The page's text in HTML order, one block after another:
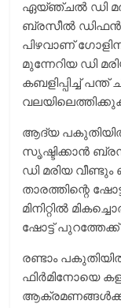
ഏയ്ഞ്ചൽ ഡി
ബ്രസീൽ
പിഴവാണ്
മുന്നേറിയ ഡി
കബളിപ്പിച്ച്
ആദ്യ
സൃഷ്ടിക്കാൻ
ഡി മരിയ
താരത്തിന്റെ
മിനിറ്റിൽ
ഷോട്ട്
രണ്ടാം
ഫിർമിനോയെ
ആക്രമണങ്ങൾക്ക്